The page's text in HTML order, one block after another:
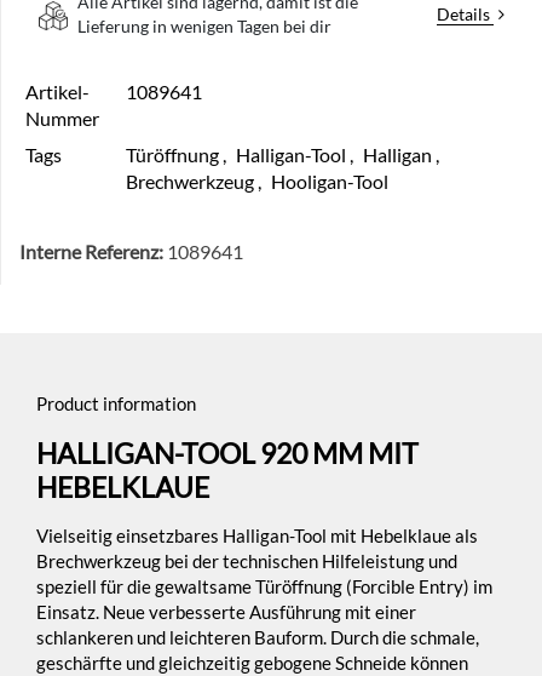
Lieferung in wenigen Tagen bei dir
Details
Artikel-
Nummer
1089641
Tags Türöffnung, Halligan-Tool , Halligan ,
Brechwerkzeug, Hooligan-Tool
Interne Referenz: 1089641
Product information
HALLIGAN-TOOL 920 MM MIT
HEBELKLAUE
Vielseitig einsetzbares Halligan-Tool mit Hebelklaue als
Brechwerkzeug bei der technischen Hilfeleistung und
speziell für die gewaltsame Türöffnung (Forcible Entry) im
Einsatz. Neue verbesserte Ausführung mit einer
schlankeren und leichteren Bauform. Durch die schmale,
geschärfte und gleichzeitig gebogene Schneide können